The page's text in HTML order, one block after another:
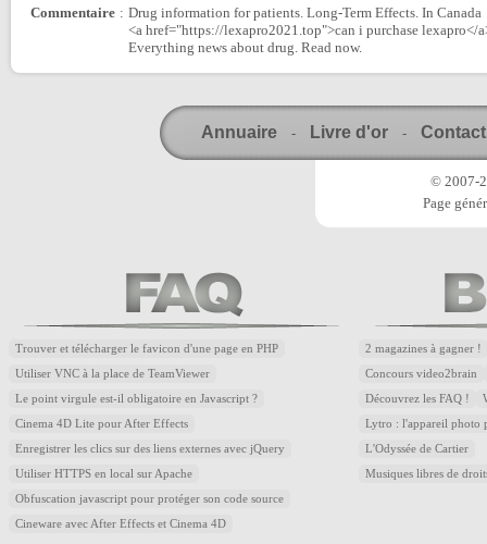
Commentaire : Drug information for patients. Long-Term Effects. In Canada
<a href="https://lexapro2021.top">can i purchase lexapro</
Everything news about drug. Read now.
Annuaire - Livre d'or - Contact
© 2007-
Page
Trouver et télécharger le favicon d'une page en PHP
Utiliser VNC à la place de TeamViewer
Le point virgule est-il obligatoire en Javascript ?
Cinema 4D Lite pour After Effects
Enregistrer les clics sur des liens externes avec jQuery
Utiliser HTTPS en local sur Apache
Obfuscation javascript pour protéger son code source
Cineware avec After Effects et Cinema 4D
2 magazines à gagner !
Concours video2brain
Découvrez les FAQ !
Lytro : l'appareil photo
L'Odyssée de Cartier
Musiques libres de